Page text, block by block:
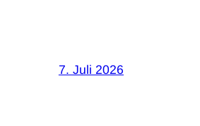
7. Juli 2026